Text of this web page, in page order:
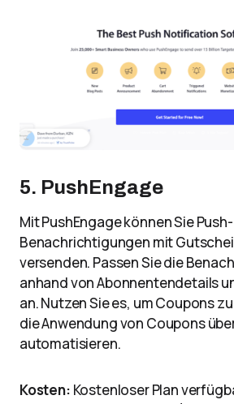
5. PushEngage
Mit PushEngage können Sie Push-
Benachrichtigungen mit
versenden. Passen Sie die
anhand von Abonnentendetails
an. Nutzen Sie es, um Coupons
die Anwendung von Coupons
automatisieren.
Kosten: Kostenloser Plan